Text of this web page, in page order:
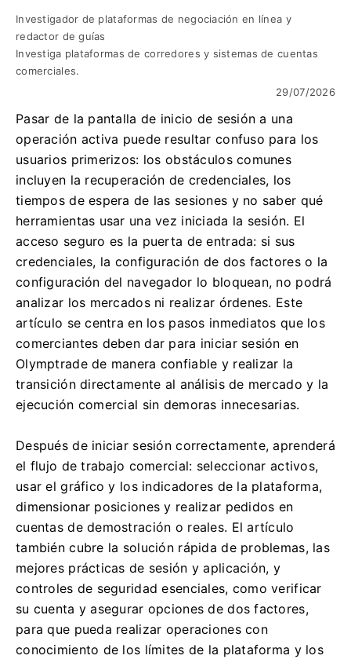
Investigador de plataformas de negociación en línea y
redactor de guías
Investiga plataformas de corredores y sistemas de cuentas
comerciales.
29/07/2026
Pasar de la pantalla de inicio de sesión a una
operación activa puede resultar confuso para los
usuarios primerizos: los obstáculos comunes
incluyen la recuperación de credenciales, los
tiempos de espera de las sesiones y no saber qué
herramientas usar una vez iniciada la sesión. El
acceso seguro es la puerta de entrada: si sus
credenciales, la configuración de dos factores o la
configuración del navegador lo bloquean, no podrá
analizar los mercados ni realizar órdenes. Este
artículo se centra en los pasos inmediatos que los
comerciantes deben dar para iniciar sesión en
Olymptrade de manera confiable y realizar la
transición directamente al análisis de mercado y la
ejecución comercial sin demoras innecesarias.
Después de iniciar sesión correctamente, aprenderá
el flujo de trabajo comercial: seleccionar activos,
usar el gráfico y los indicadores de la plataforma,
dimensionar posiciones y realizar pedidos en
cuentas de demostración o reales. El artículo
también cubre la solución rápida de problemas, las
mejores prácticas de sesión y aplicación, y
controles de seguridad esenciales, como verificar
su cuenta y asegurar opciones de dos factores,
para que pueda realizar operaciones con
conocimiento de los límites de la plataforma y los